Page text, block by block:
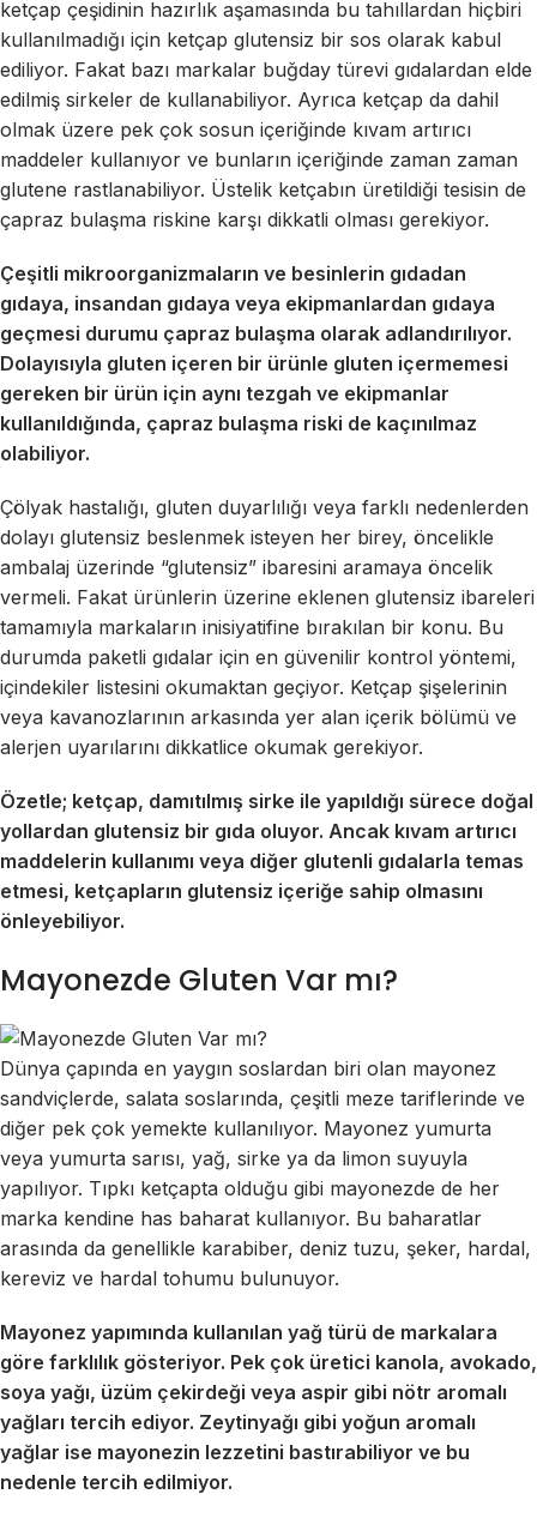
ketçap çeşidinin hazırlık aşamasında bu tahıllardan hiçbiri
kullanılmadığı için ketçap glutensiz bir sos olarak kabul
ediliyor. Fakat bazı markalar buğday türevi gıdalardan elde
edilmiş sirkeler de kullanabiliyor. Ayrıca ketçap da dahil
olmak üzere pek çok sosun içeriğinde kıvam artırıcı
maddeler kullanıyor ve bunların içeriğinde zaman zaman
glutene rastlanabiliyor. Üstelik ketçabın üretildiği tesisin de
çapraz bulaşma riskine karşı dikkatli olması gerekiyor.
Çeşitli mikroorganizmaların ve besinlerin gıdadan
gıdaya, insandan gıdaya veya ekipmanlardan gıdaya
geçmesi durumu çapraz bulaşma olarak adlandırılıyor.
Dolayısıyla gluten içeren bir ürünle gluten içermemesi
gereken bir ürün için aynı tezgah ve ekipmanlar
kullanıldığında, çapraz bulaşma riski de kaçınılmaz
olabiliyor.
Çölyak hastalığı, gluten duyarlılığı veya farklı nedenlerden
dolayı glutensiz beslenmek isteyen her birey, öncelikle
ambalaj üzerinde “glutensiz” ibaresini aramaya öncelik
vermeli. Fakat ürünlerin üzerine eklenen glutensiz ibareleri
tamamıyla markaların inisiyatifine bırakılan bir konu. Bu
durumda paketli gıdalar için en güvenilir kontrol yöntemi,
içindekiler listesini okumaktan geçiyor. Ketçap şişelerinin
veya kavanozlarının arkasında yer alan içerik bölümü ve
alerjen uyarılarını dikkatlice okumak gerekiyor.
Özetle; ketçap, damıtılmış sirke ile yapıldığı sürece doğal
yollardan glutensiz bir gıda oluyor. Ancak kıvam artırıcı
maddelerin kullanımı veya diğer glutenli gıdalarla temas
etmesi, ketçapların glutensiz içeriğe sahip olmasını
önleyebiliyor.
Mayonezde Gluten Var mı?
Dünya çapında en yaygın soslardan biri olan mayonez
sandviçlerde, salata soslarında, çeşitli meze tariflerinde ve
diğer pek çok yemekte kullanılıyor. Mayonez yumurta
veya yumurta sarısı, yağ, sirke ya da limon suyuyla
yapılıyor. Tıpkı ketçapta olduğu gibi mayonezde de her
marka kendine has baharat kullanıyor. Bu baharatlar
arasında da genellikle karabiber, deniz tuzu, şeker, hardal,
kereviz ve hardal tohumu bulunuyor.
Mayonez yapımında kullanılan yağ türü de markalara
göre farklılık gösteriyor. Pek çok üretici kanola, avokado,
soya yağı, üzüm çekirdeği veya aspir gibi nötr aromalı
yağları tercih ediyor. Zeytinyağı gibi yoğun aromalı
yağlar ise mayonezin lezzetini bastırabiliyor ve bu
nedenle tercih edilmiyor.